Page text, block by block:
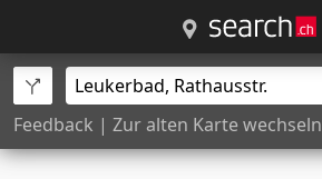
Feedback | Zur alten Karte wechseln